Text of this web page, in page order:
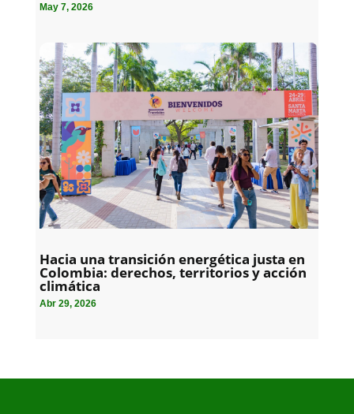
May 7, 2026
Hacia una transición energética justa en
Colombia: derechos, territorios y acción
climática
Abr 29, 2026